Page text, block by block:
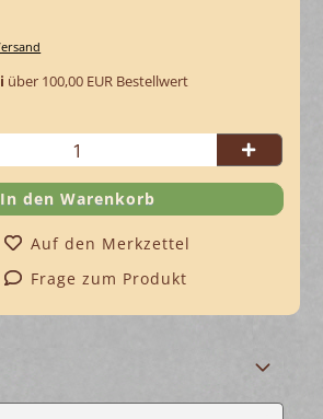
über 100,00 EUR Bestellwert
Auf den Merkzettel
Frage zum Produkt